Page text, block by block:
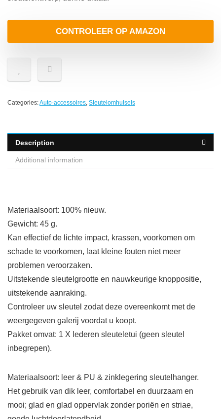
CONTROLEER OP AMAZON
Categories:Auto-accessoires, Sleutelomhulsels
Description
Additional information
Materiaalsoort: 100% nieuw.
Gewicht: 45 g.
Kan effectief de lichte impact, krassen, voorkomen om
schade te voorkomen, laat kleine fouten niet meer
problemen veroorzaken.
Uitstekende sleutelgrootte en nauwkeurige knoppositie,
uitstekende aanraking.
Controleer uw sleutel zodat deze overeenkomt met de
weergegeven galerij voordat u koopt.
Pakket omvat: 1 X lederen sleuteletui (geen sleutel
inbegrepen).
Materiaalsoort: leer & PU & zinklegering sleutelhanger.
Het gebruik van dik leer, comfortabel en duurzaam en
mooi; glad en glad oppervlak zonder poriën en striae,